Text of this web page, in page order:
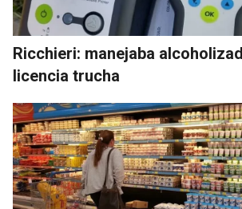
Ricchieri: manejaba
licencia trucha